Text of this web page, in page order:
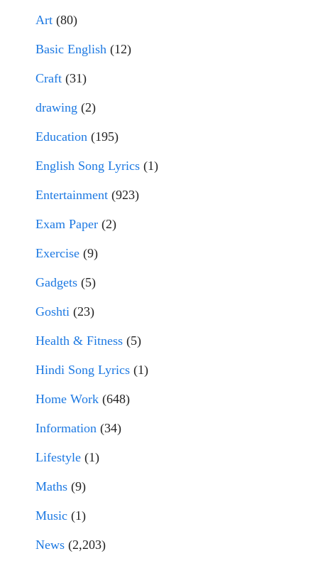
Art (80)
Basic English (12)
Craft (31)
drawing (2)
Education (195)
English Song Lyrics (1)
Entertainment (923)
Exam Paper (2)
Exercise (9)
Gadgets (5)
Goshti (23)
Health & Fitness (5)
Hindi Song Lyrics (1)
Home Work (648)
Information (34)
Lifestyle (1)
Maths (9)
Music (1)
News (2,203)